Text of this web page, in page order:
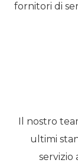
fornitori di
Il nostro
ultimi
servizio